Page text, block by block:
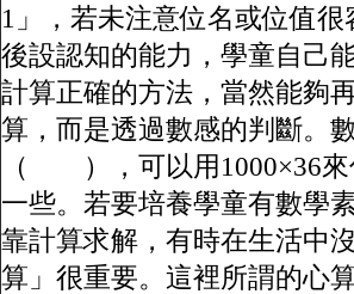
1」，若未注意位名或位值
後設認知的能力，學童自己
計算正確的方法，當然能夠
算，而是透過數感的判斷。
（ ），可以用1000×36來
一些。若要培養學童有數學
靠計算求解，有時在生活中
算」很重要。這裡所謂的心